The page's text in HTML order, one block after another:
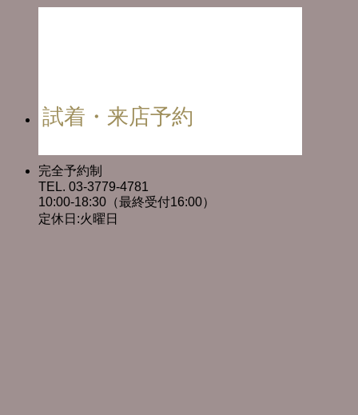
試着・来店予約
完全予約制
TEL. 03-3779-4781
10:00-18:30（最終受付16:00）
定休日:火曜日